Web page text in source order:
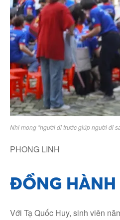
Nhi mong "người đi trước giúp người đi
PHONG LINH
ĐỒNG HÀNH
Với Tạ Quốc Huy, sinh viên